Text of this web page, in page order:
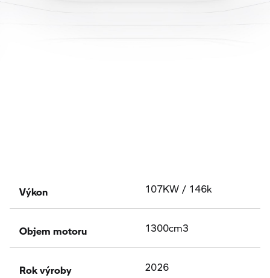
Výkon 107KW / 146k
Objem motoru 1300cm3
Rok výroby 2026